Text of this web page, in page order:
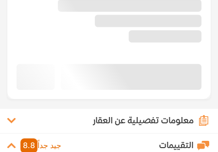
معلومات تفصيلية عن العقار
التقييمات جيد جداً 8.8